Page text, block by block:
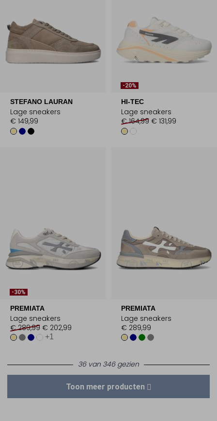
STEFANO LAURAN
Lage sneakers
€ 149,99
-20%
HI-TEC
Lage sneakers
€ 164,99 € 131,99
-30%
PREMIATA
Lage sneakers
€ 289,99 € 202,99
+1
PREMIATA
Lage sneakers
€ 289,99
36 van 346 gezien
Toon meer producten